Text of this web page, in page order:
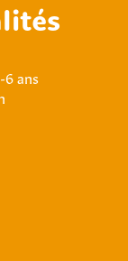
6 ans